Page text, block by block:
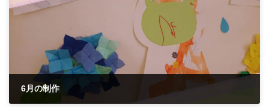
6月の制作